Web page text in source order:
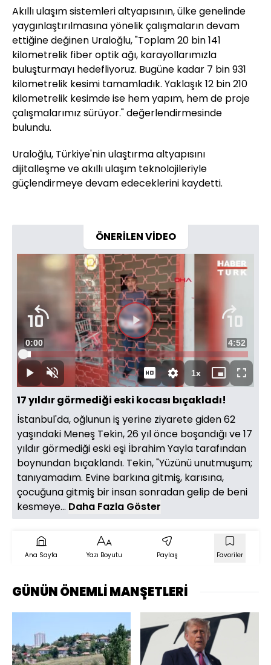
Akıllı ulaşım sistemleri altyapısının, ülke genelinde
yaygınlaştırılmasına yönelik çalışmaların devam
ettiğine değinen Uraloğlu, "Toplam 20 bin 141
kilometrelik fiber optik ağı, karayollarımızla
buluşturmayı hedefliyoruz. Bugüne kadar 7 bin 931
kilometrelik kesimi tamamladık. Yaklaşık 12 bin 210
kilometrelik kesimde ise hem yapım, hem de proje
çalışmalarımız sürüyor." değerlendirmesinde
bulundu.
Uraloğlu, Türkiye'nin ulaştırma altyapısını
dijitalleşme ve akıllı ulaşım teknolojileriyle
güçlendirmeye devam edeceklerini kaydetti.
ÖNERİLEN VİDEO
Videoyu
Oynat
OynatSesi
Aç
Süre
0:00 Toplam
Süre
4:52
Yüklendi:
3.41%
1xOynatma
Hızı
Mini
oynatıcı
Tam
Ekran
17 yıldır görmediği eski kocası bıçakladı!
İstanbul'da, oğlunun iş yerine ziyarete giden 62
yaşındaki Meneş Tekin, 26 yıl önce boşandığı ve 17
yıldır görmediği eski eşi İbrahim Yayla tarafından
boynundan bıçaklandı. Tekin, "Yüzünü unutmuşum;
tanıyamadım. Evine barkına gitmiş, karısına,
çocuğuna gitmiş bir insan sonradan gelip de beni
kesmeye... Daha Fazla Göster
Ana Sayfa Yazı Boyutu Paylaş Favoriler
GÜNÜN ÖNEMLİ MANŞETLERİ